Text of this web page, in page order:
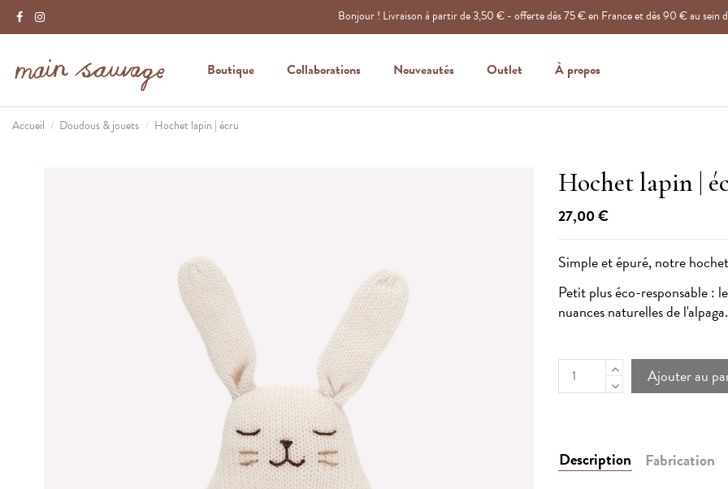
Bonjour ! Livraison à partir de 3,50 € - offerte dès 75 € en France et dès 90 € au sein
Boutique Collaborations Nouveautés Outlet À propos
Accueil Doudous & jouets Hochet lapin | écru
Hochet lapin |
27,00 €
Simple et épuré, notre
Petit plus éco-responsable :
nuances naturelles de
Ajouter au
Description Fabrication